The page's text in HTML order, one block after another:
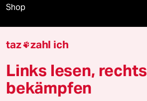
Shop
Fragen & Hilfe
taz zahl ich
Links lesen, rechts
bekämpfen